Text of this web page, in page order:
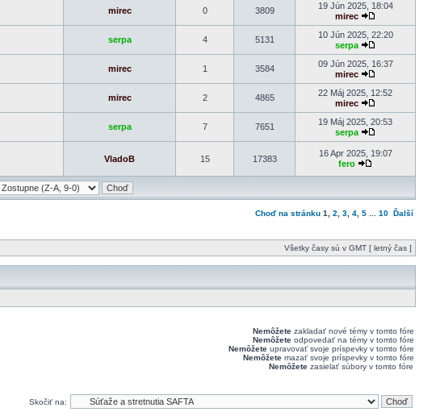
mirec 0 3809
19 Jún 2025, 18:04
mirec
serpa 4 5131
10 Jún 2025, 22:20
serpa
mirec 1 3584
09 Jún 2025, 16:37
mirec
mirec 2 4865
22 Máj 2025, 12:52
mirec
serpa 7 7651
19 Máj 2025, 20:53
serpa
VladoB 15 17383
16 Apr 2025, 19:07
fero
Choď na stránku 1 2 3 4 5 10 Ďalší
Všetky časy sú v GMT [ letný čas ]
Nemôžete zakladať nové témy v tomto fóre
Nemôžete odpovedať na témy v tomto fóre
Nemôžete upravovať svoje príspevky v tomto fóre
Nemôžete mazať svoje príspevky v tomto fóre
Nemôžete zasielať súbory v tomto fóre
Skočiť na: